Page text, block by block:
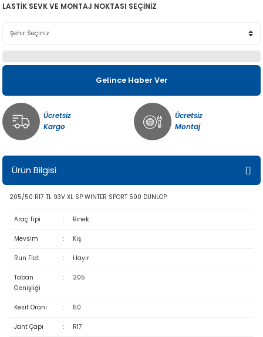
LASTİK SEVK VE MONTAJ NOKTASI SEÇİNİZ
Gelince Haber Ver
Ücretsiz
Kargo
Ücretsiz
Montaj
Ürün Bilgisi
205/50 R17 TL 93V XL SP WINTER SPORT 500 DUNLOP
Araç Tipi : Binek
Mevsim : Kış
Run Flat : Hayır
Taban
Genişliği
: 205
Kesit Oranı : 50
Jant Çapı : R17